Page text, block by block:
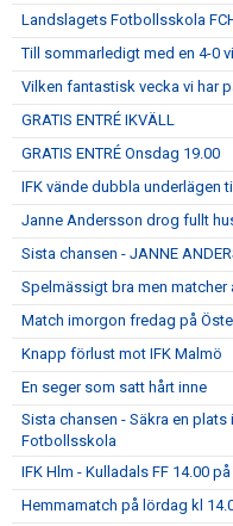
Landslagets Fotbollsskola
Till sommarledigt med en 4-0
Vilken fantastisk vecka vi har
GRATIS ENTRÉ IKVÄLL
GRATIS ENTRÉ Onsdag 19.00
IFK vände dubbla underlägen
Janne Andersson drog fullt
Sista chansen - JANNE
Spelmässigt bra men
Match imorgon fredag på
Knapp förlust mot IFK Malmö
En seger som satt hårt inne
Sista chansen - Säkra en plats
Fotbollsskola
IFK Hlm - Kulladals FF 14.00
Hemmamatch på lördag kl